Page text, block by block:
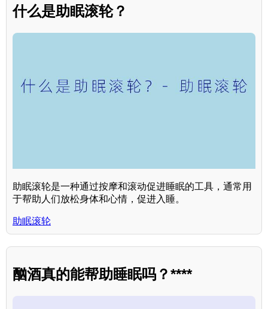
什么是助眠滚轮？
助眠滚轮是一种通过按摩和滚动促进睡眠的工具，通常用
于帮助人们放松身体和心情，促进入睡。
助眠滚轮
酗酒真的能帮助睡眠吗？****